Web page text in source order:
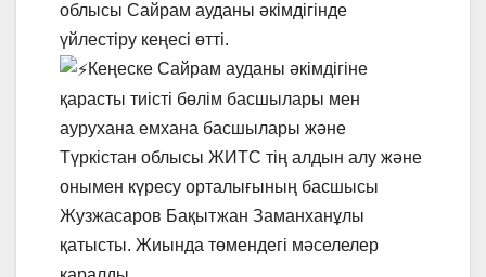
облысы Сайрам ауданы әкімдігінде
үйлестіру кеңесі өтті.
Кеңеске Сайрам ауданы әкімдігіне
қарасты тиісті бөлім басшылары мен
аурухана емхана басшылары және
Түркістан облысы ЖИТС тің алдын алу және
онымен күресу орталығының басшысы
Жузжасаров Бақытжан Заманханұлы
қатысты. Жиында төмендегі мәселелер